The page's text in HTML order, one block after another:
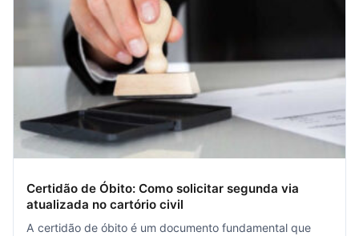
Certidão de Óbito: Como solicitar segunda via
atualizada no cartório civil
A certidão de óbito é um documento fundamental que